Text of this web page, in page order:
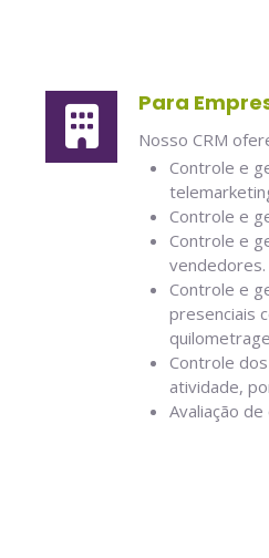
Para
Nosso CRM
Controle e
Controle e
Controle e
vendedores.
Controle e
presenciais
Controle
atividade,
Avaliação